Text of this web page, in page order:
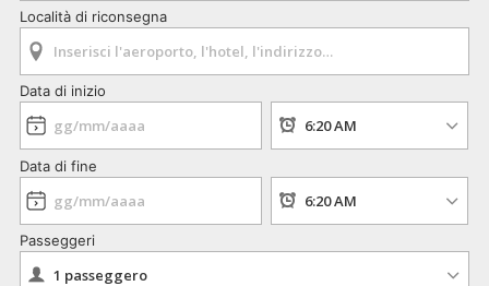
Località di riconsegna
Data di inizio
Data di fine
Passeggeri